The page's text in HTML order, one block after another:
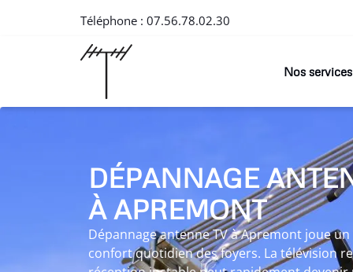
Téléphone : 07.56.78.02.30
Nos services
DÉPANNAGE
À APREMONT
Dépannage antenne TV à Apremont joue
confort quotidien des foyers. La télévision